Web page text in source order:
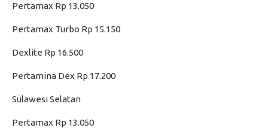
Pertamax Rp 13.050
Pertamax Turbo Rp 15.150
Dexlite Rp 16.500
Pertamina Dex Rp 17.200
Sulawesi Selatan
Pertamax Rp 13.050